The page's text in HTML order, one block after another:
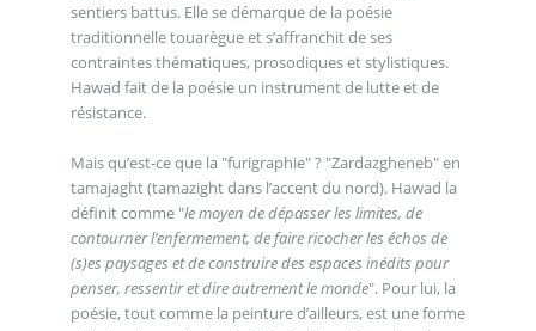
sentiers battus. Elle se démarque de la poésie
traditionnelle touarègue et s’affranchit de ses
contraintes thématiques, prosodiques et stylistiques.
Hawad fait de la poésie un instrument de lutte et de
résistance.
Mais qu’est-ce que la "furigraphie" ? "Zardazgheneb" en
tamajaght (tamazight dans l’accent du nord). Hawad la
définit comme "le moyen de dépasser les limites, de
contourner l’enfermement, de faire ricocher les échos de
(s)es paysages et de construire des espaces inédits pour
penser, ressentir et dire autrement le monde". Pour lui, la
poésie, tout comme la peinture d’ailleurs, est une forme